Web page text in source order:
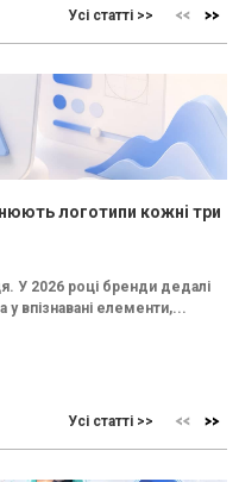
Усі статті >>
логотипи кожні три
У 2026 році бренди дедалі
у впізнавані елементи,...
Усі статті >>